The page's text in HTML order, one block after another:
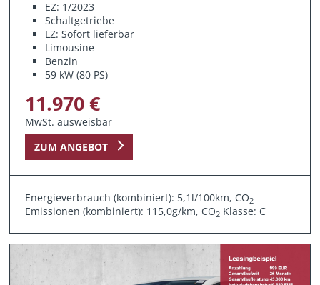
EZ: 1/2023
Schaltgetriebe
LZ: Sofort lieferbar
Limousine
Benzin
59 kW (80 PS)
11.970 €
MwSt. ausweisbar
ZUM ANGEBOT
Energieverbrauch (kombiniert): 5,1l/100km, CO2
Emissionen (kombiniert): 115,0g/km, CO2 Klasse: C